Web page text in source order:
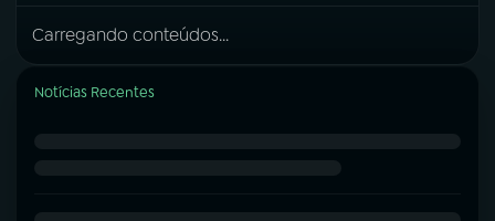
Carregando conteúdos...
Notícias Recentes